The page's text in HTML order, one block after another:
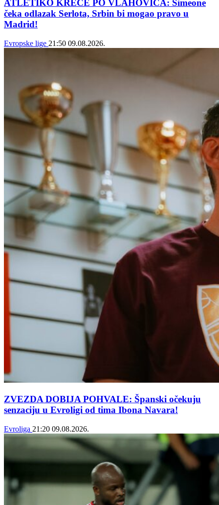
ATLETIKO KREĆE PO VLAHOVIĆA: Simeone
čeka odlazak Serlota, Srbin bi mogao pravo u
Madrid!
Evropske lige 21:50 09.08.2026.
ZVEZDA DOBIJA POHVALE: Španski očekuju
senzaciju u Evroligi od tima Ibona Navara!
Evroliga 21:20 09.08.2026.